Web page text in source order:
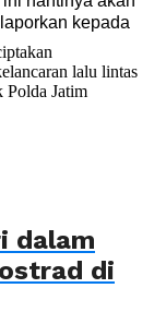
kepada
lalu lintas
Polda Jatim
dalam
di